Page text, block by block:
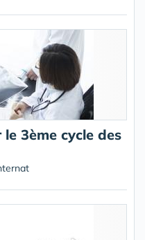
3ème cycle des